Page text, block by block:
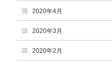
2020年4月
2020年3月
2020年2月